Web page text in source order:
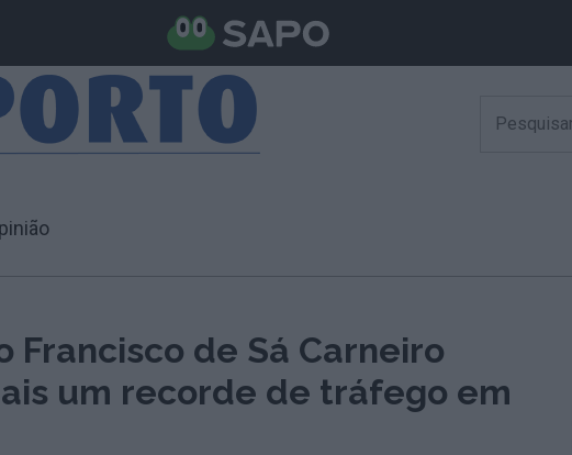
Francisco de Sá Carneiro
um recorde de tráfego em